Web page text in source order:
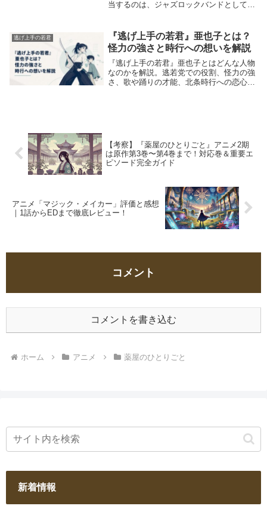
当するのは、ジャズロックバンドとして注
供してきた彼らの音楽が、医...
逃げ上手の若君
『逃げ上手の若君』亜也子とは？
怪力の強さと時行への想いを解説
『逃げ上手の若君』亜也子とはどんな人物
なのかを解説。逃若党での役割、怪力の強
さ、歌や踊りの才能、北条時行への恋心、
【考察】『薬屋のひとりごと』アニメ2期
は原作第3巻〜第4巻まで！対応巻＆重要エ
ピソード完全ガイド
アニメ「マジック・メイカー」評価と感想
｜1話からEDまで徹底レビュー！
コメント
コメントを書き込む
ホーム アニメ 薬屋のひとりごと
新着情報